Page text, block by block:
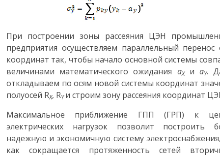
При построении зоны рассеяния ЦЭН
предприятия осуществляем параллельный перенос
координат так, чтобы начало основной системы
величинами математического ожидания aX и aY.
откладываем по осям новой системы координат
полуосей RX, RY и строим зону рассеяния координат
Максимальное приближение ГПП (ГРП) к
электрических нагрузок позволит построить
надежную и экономичную систему
как сокращается протяженность сетей